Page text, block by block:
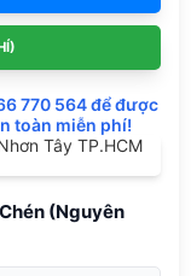
770 564 để được
toàn miễn phí!
(Nguyên